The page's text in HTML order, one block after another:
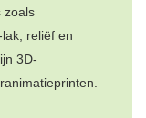
zoals
reliëf en
3D-